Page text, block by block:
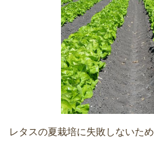
レタスの夏栽培に失敗しないた